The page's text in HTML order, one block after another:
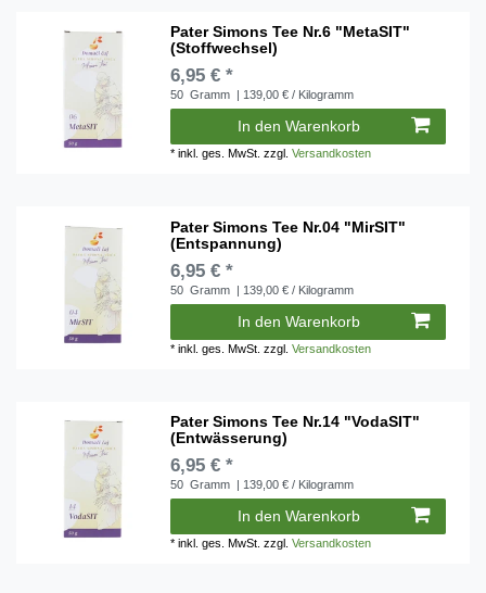
Pater Simons Tee Nr.6 "MetaSIT"
(Stoffwechsel)
6,95 € *
50 Gramm | 139,00 € / Kilogramm
In den Warenkorb
*inkl. ges. MwSt. zzgl.Versandkosten
Pater Simons Tee Nr.04 "MirSIT"
(Entspannung)
6,95 € *
50 Gramm | 139,00 € / Kilogramm
In den Warenkorb
*inkl. ges. MwSt. zzgl.Versandkosten
Pater Simons Tee Nr.14 "VodaSIT"
(Entwässerung)
6,95 € *
50 Gramm | 139,00 € / Kilogramm
In den Warenkorb
*inkl. ges. MwSt. zzgl.Versandkosten